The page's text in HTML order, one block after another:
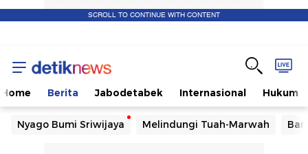
SCROLL TO CONTINUE WITH CONTENT
Home Berita Jabodetabek Internasional Hukum
Nyago Bumi Sriwijaya Melindungi Tuah-Marwah